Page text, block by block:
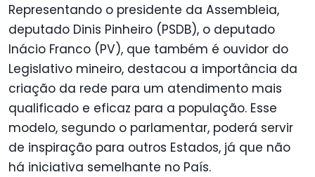
Representando o presidente da Assembleia,
deputado Dinis Pinheiro (PSDB), o deputado
Inácio Franco (PV), que também é ouvidor do
Legislativo mineiro, destacou a importância da
criação da rede para um atendimento mais
qualificado e eficaz para a população. Esse
modelo, segundo o parlamentar, poderá servir
de inspiração para outros Estados, já que não
há iniciativa semelhante no País.